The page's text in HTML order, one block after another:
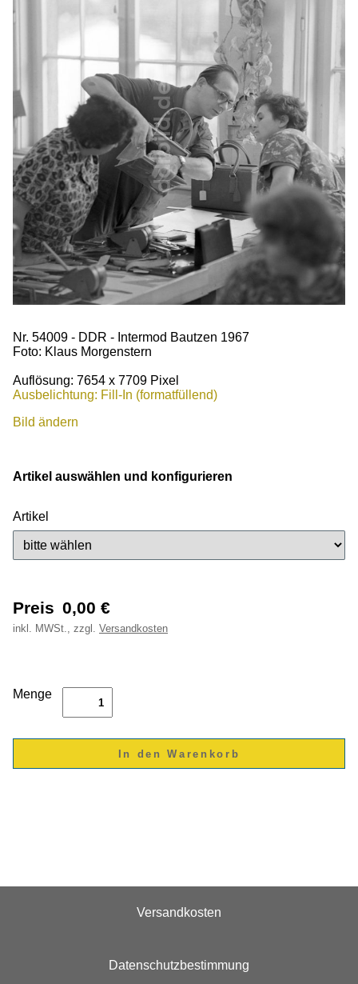
Nr. 54009 - DDR - Intermod Bautzen 1967
Foto: Klaus Morgenstern
Auflösung: 7654 x 7709 Pixel
Ausbelichtung: Fill-In (formatfüllend)
Bild ändern
Artikel auswählen und konfigurieren
Artikel
Preis 0,00 €
inkl. MWSt., zzgl. Versandkosten
Menge
Versandkosten
Datenschutzbestimmung